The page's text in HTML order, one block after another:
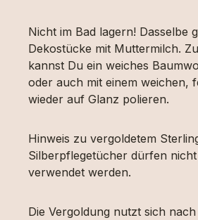
Nicht im Bad lagern! Dasselbe
Dekostücke mit Muttermilch.
kannst Du ein weiches
oder auch mit einem weichen,
wieder auf Glanz polieren.
Hinweis zu vergoldetem
Silberpflegetücher dürfen
verwendet werden.
Die Vergoldung nutzt sich